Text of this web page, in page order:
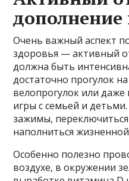
дополнение
Очень важный аспект
здоровья — активный
должна быть
достаточно прогулок
велопрогулок или
игры с семьей и
зажимы,
наполниться
Особенно полезно
воздухе, в окружении